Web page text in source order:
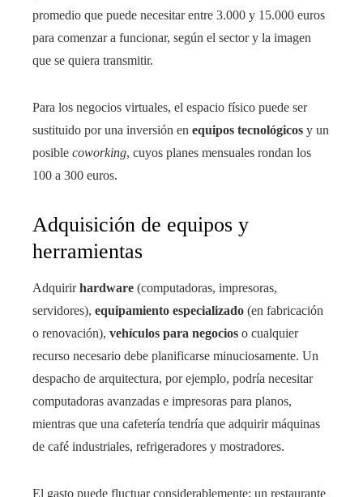
promedio que puede necesitar entre 3.000 y 15.000 euros
para comenzar a funcionar, según el sector y la imagen
que se quiera transmitir.
Para los negocios virtuales, el espacio físico puede ser
sustituido por una inversión en equipos tecnológicos y un
posible coworking, cuyos planes mensuales rondan los
100 a 300 euros.
Adquisición de equipos y
herramientas
Adquirirhardware (computadoras, impresoras,
servidores), equipamiento especializado (en fabricación
o renovación), vehículos para negocios o cualquier
recurso necesario debe planificarse minuciosamente. Un
despacho de arquitectura, por ejemplo, podría necesitar
computadoras avanzadas e impresoras para planos,
mientras que una cafetería tendría que adquirir máquinas
de café industriales, refrigeradores y mostradores.
El gasto puede fluctuar considerablemente: un restaurante